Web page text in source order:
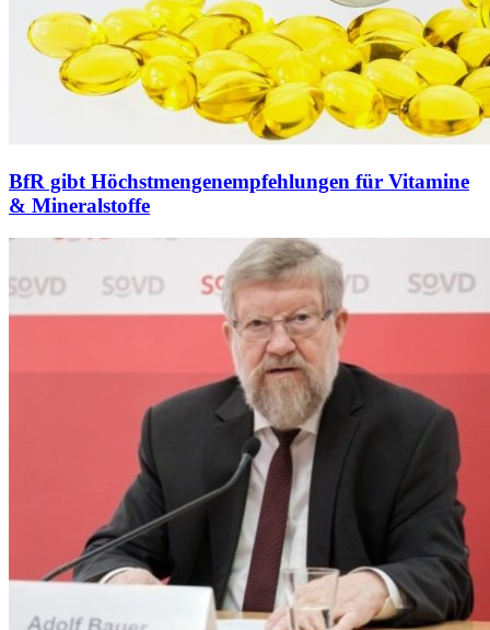
BfR gibt Höchstmengenempfehlungen für Vitamine
& Mineralstoffe